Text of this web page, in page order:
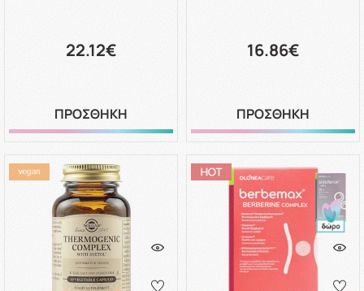
22.12€
ΠΡΟΣΘΗΚΗ
16.86€
ΠΡΟΣΘΗΚΗ